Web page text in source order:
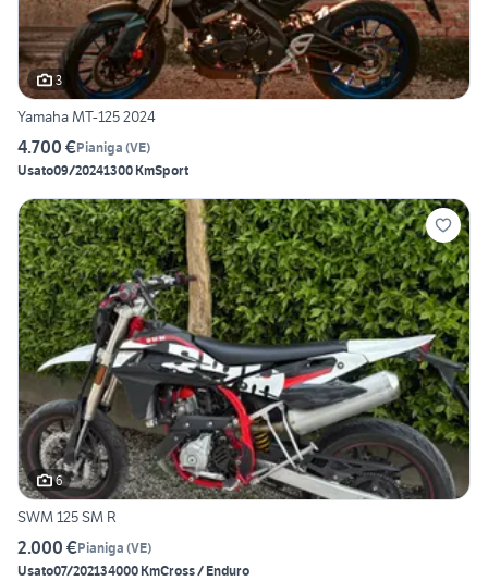
3
Yamaha MT-125 2024
4.700 €Pianiga (VE)
Usato09/20241300 KmSport
6
SWM 125 SM R
2.000 €Pianiga (VE)
Usato07/202134000 KmCross / Enduro